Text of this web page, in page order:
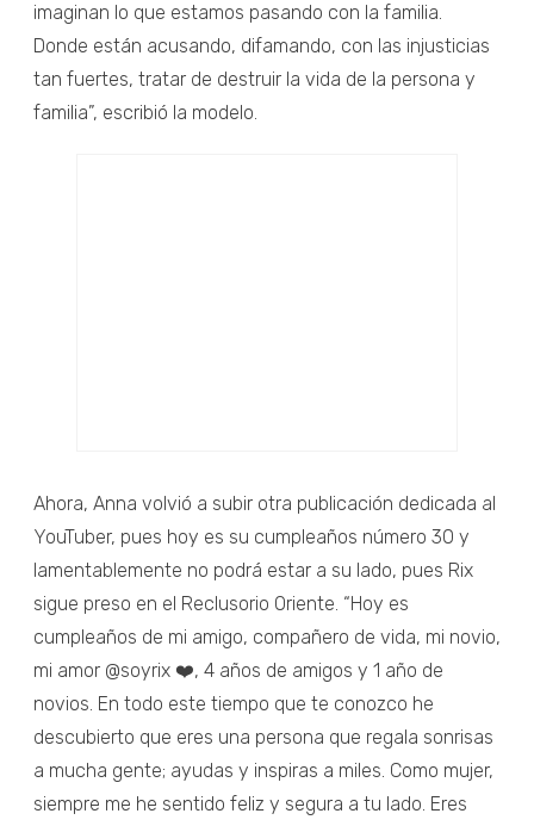
imaginan lo que estamos pasando con la familia.
Donde están acusando, difamando, con las injusticias
tan fuertes, tratar de destruir la vida de la persona y
familia”, escribió la modelo.
Ahora, Anna volvió a subir otra publicación dedicada al
YouTuber, pues hoy es su cumpleaños número 30 y
lamentablemente no podrá estar a su lado, pues Rix
sigue preso en el Reclusorio Oriente. “Hoy es
cumpleaños de mi amigo, compañero de vida, mi novio,
mi amor @soyrix ❤️, 4 años de amigos y 1 año de
novios. En todo este tiempo que te conozco he
descubierto que eres una persona que regala sonrisas
a mucha gente; ayudas y inspiras a miles. Como mujer,
siempre me he sentido feliz y segura a tu lado. Eres